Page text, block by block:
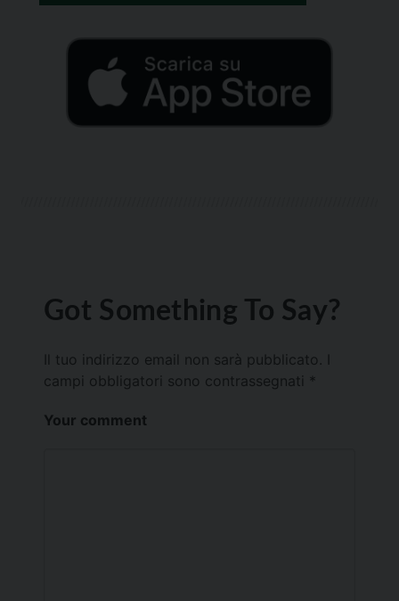
Got Something To Say?
Il tuo indirizzo email non sarà pubblicato.
campi obbligatori sono contrassegnati *
Your comment